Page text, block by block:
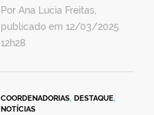
Por Ana Lucia Freitas,
publicado em 12/03/2025
12h28
COORDENADORIAS, DESTAQUE,
NOTÍCIAS